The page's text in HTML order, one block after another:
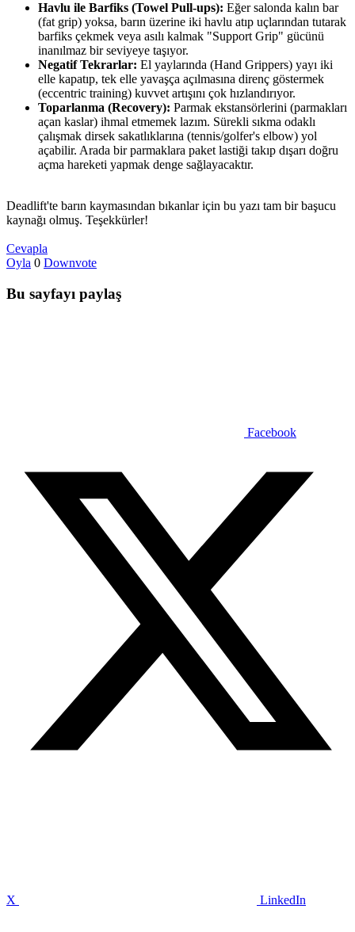
Havlu ile Barfiks (Towel Pull-ups): Eğer salonda kalın bar
(fat grip) yoksa, barın üzerine iki havlu atıp uçlarından tutarak
barfiks çekmek veya asılı kalmak "Support Grip" gücünü
inanılmaz bir seviyeye taşıyor.
Negatif Tekrarlar: El yaylarında (Hand Grippers) yayı iki
elle kapatıp, tek elle yavaşça açılmasına direnç göstermek
(eccentric training) kuvvet artışını çok hızlandırıyor.
Toparlanma (Recovery): Parmak ekstansörlerini (parmakları
açan kaslar) ihmal etmemek lazım. Sürekli sıkma odaklı
çalışmak dirsek sakatlıklarına (tennis/golfer's elbow) yol
açabilir. Arada bir parmaklara paket lastiği takıp dışarı doğru
açma hareketi yapmak denge sağlayacaktır.
Deadlift'te barın kaymasından bıkanlar için bu yazı tam bir başucu
kaynağı olmuş. Teşekkürler!
Cevapla
Oyla 0 Downvote
Bu sayfayı paylaş
Facebook
X LinkedIn